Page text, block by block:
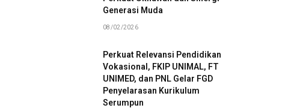
Generasi Muda
08/02/2026
Perkuat Relevansi Pendidikan
Vokasional, FKIP UNIMAL, FT
UNIMED, dan PNL Gelar FGD
Penyelarasan Kurikulum
Serumpun